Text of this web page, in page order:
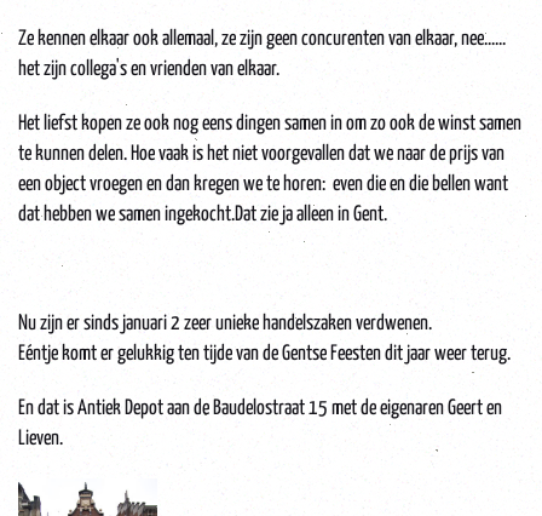
Ze kennen elkaar ook allemaal, ze zijn geen concurenten van elkaar, nee......
het zijn collega's en vrienden van elkaar.
Het liefst kopen ze ook nog eens dingen samen in om zo ook de winst samen
te kunnen delen. Hoe vaak is het niet voorgevallen dat we naar de prijs van
een object vroegen en dan kregen we te horen: even die en die bellen want
dat hebben we samen ingekocht.Dat zie ja alleen in Gent.
Nu zijn er sinds januari 2 zeer unieke handelszaken verdwenen.
Eéntje komt er gelukkig ten tijde van de Gentse Feesten dit jaar weer terug.
En dat is Antiek Depot aan de Baudelostraat 15 met de eigenaren Geert en
Lieven.